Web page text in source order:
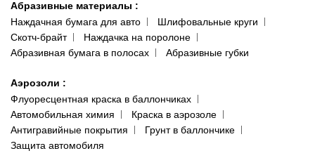
Абразивные материалы :
Наждачная бумага для авто
Шлифовальные круги
Скотч-брайт
Наждачка на поролоне
Абразивная бумага в полосах
Абразивные губки
Аэрозоли :
Флуоресцентная краска в баллончиках
Автомобильная химия
Краска в аэрозоле
Антигравийные покрытия
Грунт в баллончике
Защита автомобиля